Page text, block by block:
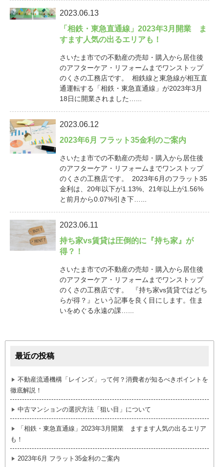
2023.06.13
「相鉄・東急直通線」2023年3月開業 ま
すます人気の出るエリアも！
さいたま市での不動産の売却・購入から居住後
のアフターケア・リフォームまでワンストップ
のくさの工務店です。 相鉄線と東急線が相互直
通運転する「相鉄・東急直通線」が2023年3月
18日に開業されました…...
2023.06.12
2023年6月 フラット35金利のご案内
さいたま市での不動産の売却・購入から居住後
のアフターケア・リフォームまでワンストップ
のくさの工務店です。 2023年6月のフラット35
金利は、20年以下が1.13%、21年以上が1.56%
と前月から0.07%引き下…...
2023.06.11
持ち家vs賃貸は圧倒的に『持ち家』が
得？！
さいたま市での不動産の売却・購入から居住後
のアフターケア・リフォームまでワンストップ
のくさの工務店です。 『持ち家vs賃貸ではどち
らが得？』という記事を良く目にします。住ま
いをめぐる永遠の課…...
最近の投稿
不動産流通機構「レインズ」って何？消費者が知るべきポイントを
徹底解説！
中古マンションの選択方法「狙い目」について
「相鉄・東急直通線」2023年3月開業 ますます人気の出るエリア
も！
2023年6月 フラット35金利のご案内